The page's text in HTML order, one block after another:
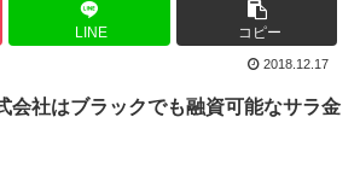
LINE コピー
2018.12.17
会社はブラックでも融資可能なサラ金